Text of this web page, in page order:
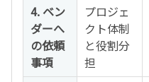
4. ベン
ダーへ
の依頼
事項
プロジェ
クト体制
と役割分
担